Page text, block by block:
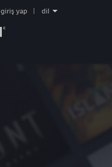
giriş yap dil